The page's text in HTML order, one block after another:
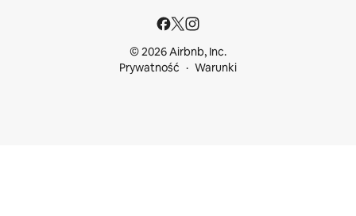
© 2026 Airbnb, Inc.
Prywatność
Warunki